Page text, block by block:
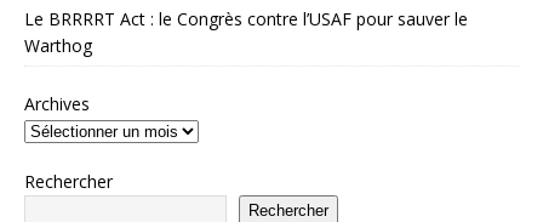
Le BRRRRT Act : le Congrès contre l’USAF pour sauver le
Warthog
Archives
Rechercher
Rechercher